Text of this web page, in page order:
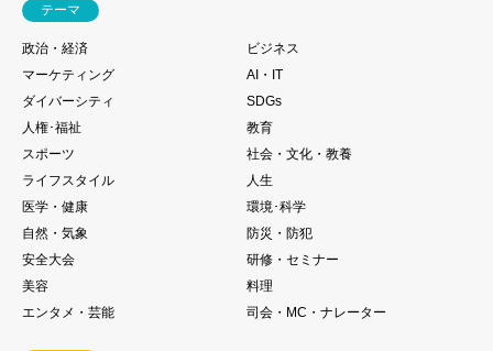
テーマ
政治・経済
ビジネス
マーケティング
AI・IT
ダイバーシティ
SDGs
人権･福祉
教育
スポーツ
社会・文化・教養
ライフスタイル
人生
医学・健康
環境･科学
自然・気象
防災・防犯
安全大会
研修・セミナー
美容
料理
エンタメ・芸能
司会・MC・ナレーター